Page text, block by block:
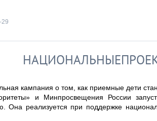
29
кампания о том, как приемные дети
и Минпросвещения России
Она реализуется при поддержке